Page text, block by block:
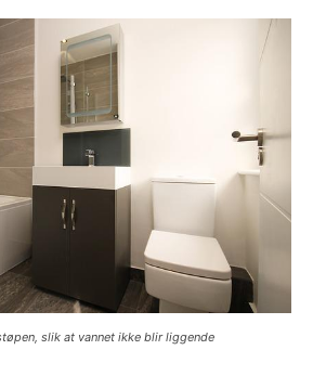
slik at vannet ikke blir liggende